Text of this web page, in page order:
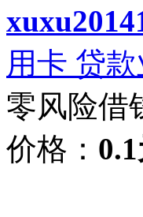
用卡 贷
零风险借
价格：